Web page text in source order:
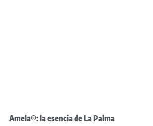
Amela®: la esencia de La Palma